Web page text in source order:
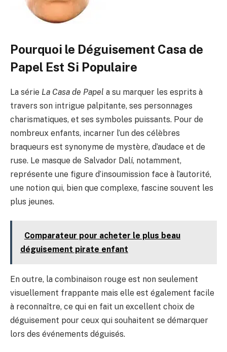
Pourquoi le Déguisement Casa de
Papel Est Si Populaire
La série La Casa de Papel a su marquer les esprits à
travers son intrigue palpitante, ses personnages
charismatiques, et ses symboles puissants. Pour de
nombreux enfants, incarner l’un des célèbres
braqueurs est synonyme de mystère, d’audace et de
ruse. Le masque de Salvador Dalí, notamment,
représente une figure d’insoumission face à l’autorité,
une notion qui, bien que complexe, fascine souvent les
plus jeunes.
Comparateur pour acheter le plus beau
déguisement pirate enfant
En outre, la combinaison rouge est non seulement
visuellement frappante mais elle est également facile
à reconnaître, ce qui en fait un excellent choix de
déguisement pour ceux qui souhaitent se démarquer
lors des événements déguisés.